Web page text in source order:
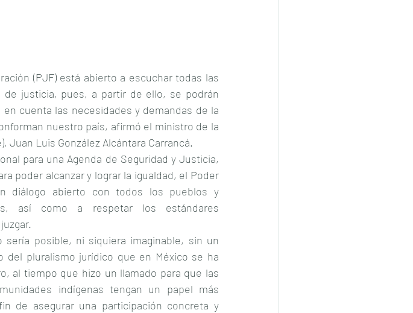
(PJF) está abierto a escuchar todas las
justicia, pues, a partir de ello, se podrán
cuenta las necesidades y demandas de la
nuestro país, afirmó el ministro de la
Juan Luis González Alcántara Carrancá.
para una Agenda de Seguridad y Justicia,
poder alcanzar y lograr la igualdad, el Poder
diálogo abierto con todos los pueblos y
así como a respetar los estándares
sería posible, ni siquiera imaginable, sin un
pluralismo jurídico que en México se ha
al tiempo que hizo un llamado para que las
indígenas tengan un papel más
de asegurar una participación concreta y